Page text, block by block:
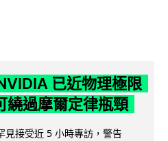
已近物理極限
繞過摩爾定律瓶頸
見接受近 5 小時專訪，警告